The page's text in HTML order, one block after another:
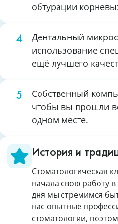
обтурации
Дентальный
использование
ещё лучшего
Собственный
чтобы вы прошли
одном месте.
История и
Стоматологическая
начала свою работу в
дня мы стремимся
нас опытные
стоматологии,